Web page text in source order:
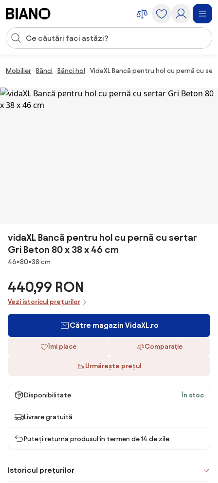
Introducerea căutării
Mobilier Bănci Bănci hol VidaXL Bancă pentru hol cu pernă cu
vidaXL Bancă pentru hol cu pernă cu sertar
Gri Beton 80 x 38 x 46 cm
Dimensiuni
46×80×38 cm
440,99 RON
Vezi istoricul prețurilor
Către magazin VidaXL.ro
Îmi place Comparaţie
Urmărește prețul
Disponibilitate În stoc
Livrare gratuită
Puteți returna produsul în termen de 14 de zile.
Istoricul prețurilor